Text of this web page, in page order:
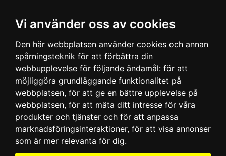
Vi använder oss av cookies
Den här webbplatsen använder cookies och annan
spårningsteknik för att förbättra din
webbupplevelse för följande ändamål: för att
möjliggöra grundläggande funktionalitet på
webbplatsen, för att ge en bättre upplevelse på
webbplatsen, för att mäta ditt intresse för våra
produkter och tjänster och för att anpassa
marknadsföringsinteraktioner, för att visa annonser
som är mer relevanta för dig.